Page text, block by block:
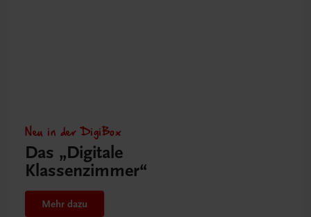
Neu in der DigiBox
Das „Digitale
Klassenzimmer“
Mehr dazu